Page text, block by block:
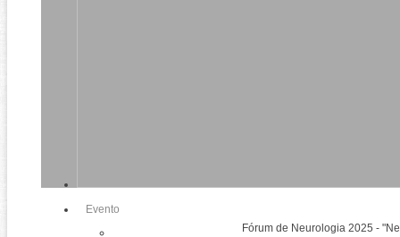
Evento
Fórum de Neurologia 2025 -